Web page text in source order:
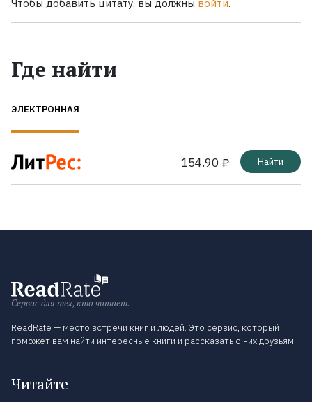
Чтобы добавить цитату, вы должны войти.
Где найти
ЭЛЕКТРОННАЯ
154.90 ₽ Найти
Сервис для тех, кто читает.
ReadRate — место встречи книг и людей. Это сервис, который
поможет вам найти интересные книги и рассказать о них друзьям.
Читайте